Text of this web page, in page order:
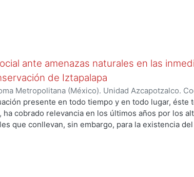
ante amenazas naturales en las
de Iztapalapa
Metropolitana (México). Unidad Azcapotzalco.
,2017-03)AGUILAR CELIS, ROBERTO
presente en todo tiempo y en todo lugar, éste
ha cobrado relevancia en los últimos años por los
que conllevan, sin embargo, para la existencia